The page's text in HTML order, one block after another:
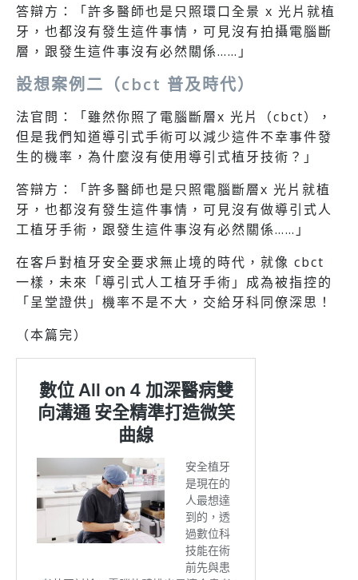
答辯方：「許多醫師也是只照環口全景 x 光片就植
牙，也都沒有發生這件事情，可見沒有拍攝電腦斷
層，跟發生這件事沒有必然關係……」
設想案例二（cbct 普及時代）
法官問：「雖然你照了電腦斷層x 光片（cbct），
但是我們知道導引式手術可以減少這件不幸事件發
生的機率，為什麼沒有使用導引式植牙技術？」
答辯方：「許多醫師也是只照電腦斷層x 光片就植
牙，也都沒有發生這件事情，可見沒有做導引式人
工植牙手術，跟發生這件事沒有必然關係……」
在客戶對植牙安全要求無止境的時代，就像 cbct
一樣，未來「導引式人工植牙手術」成為被指控的
「呈堂證供」機率不是不大，交給牙科同僚深思！
（本篇完）